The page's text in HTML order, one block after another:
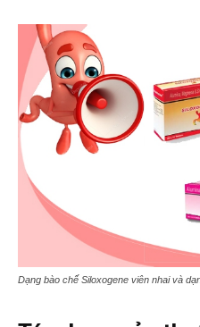
Dạng bào chế Siloxogene viên nhai và